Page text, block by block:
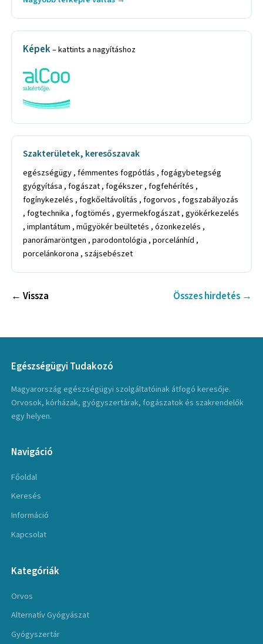
Képek– kattints a nagyításhoz
Szakterületek, keresőszavak
egészségügy , fémmentes fogpótlás , fogágybetegség
gyógyítása , fogászat , fogékszer , fogfehérítés ,
fogínykezelés , fogkőeltávolítás , fogorvos , fogszabályozás
, fogtechnika , fogtömés , gyermekfogászat , gyökérkezelés
, implantátum , műgyökér beültetés , ózonkezelés ,
panorámaröntgen , parodontológia , porcelánhíd ,
porcelánkorona , szájsebészet
← Vissza Összes hirdetés →
Egészségügyi Tudakozó
Magyarország egészségügyi szolgáltatóinak átfogó keresője.
Orvosok, kórházak, gyógyszertárak, fogászatok és szakrendelők
egy helyen.
Navigáció
Főoldal
Keresés
Információ
Kapcsolat
Kategóriák
Orvos
Alternatív Gyógyászat
Gyógyszertár